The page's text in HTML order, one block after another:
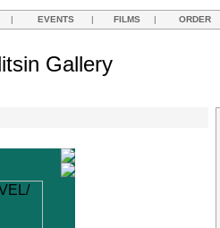
| EVENTS | FILMS | ORDER
Gallery